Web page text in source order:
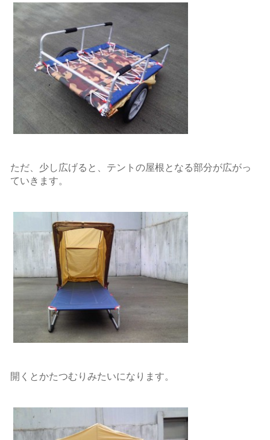
ただ、少し広げると、テントの屋根となる部分が広がっ
ていきます。
開くとかたつむりみたいになります。